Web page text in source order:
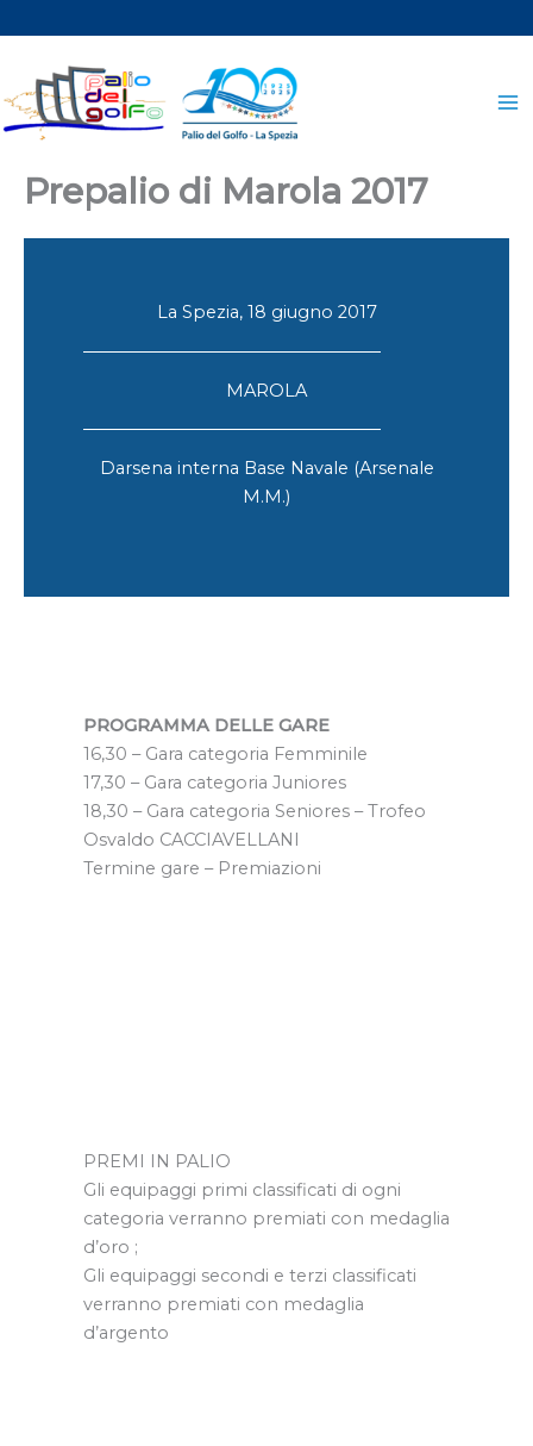
al
contenuto
Prepalio di Marola 2017
La Spezia, 18 giugno 2017
MAROLA
Darsena interna Base Navale (Arsenale
M.M.)
PROGRAMMA DELLE GARE
16,30 – Gara categoria Femminile
17,30 – Gara categoria Juniores
18,30 – Gara categoria Seniores – Trofeo
Osvaldo CACCIAVELLANI
Termine gare – Premiazioni
PREMI IN PALIO
Gli equipaggi primi classificati di ogni
categoria verranno premiati con medaglia
d’oro ;
Gli equipaggi secondi e terzi classificati
verranno premiati con medaglia
d’argento